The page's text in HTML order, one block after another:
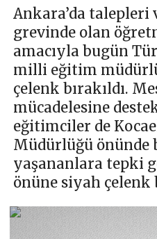
Ankara’da talepleri
grevinde olan
amacıyla bugün
milli eğitim
çelenk bırakıldı.
mücadelesine
eğitimciler de
Müdürlüğü önünde
yaşananlara tepki
önüne siyah çelenk